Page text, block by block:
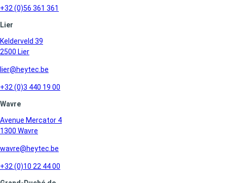
+32 (0)56 361 361
Lier
Kelderveld 39
2500 Lier
lier@heytec.be
+32 (0)3 440 19 00
Wavre
Avenue Mercator 4
1300 Wavre
wavre@heytec.be
+32 (0)10 22 44 00